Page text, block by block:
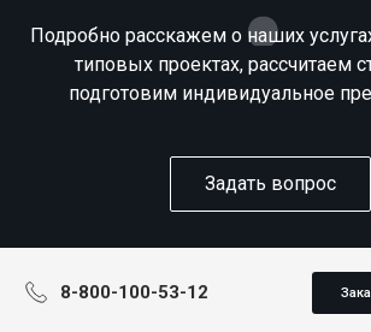
Подробно расскажем о наших
типовых проектах, рассчитаем
подготовим индивидуальное
Задать вопрос
8-800-100-53-12